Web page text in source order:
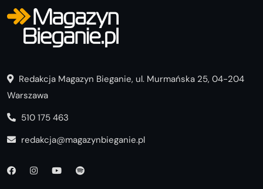
Redakcja Magazyn Bieganie, ul. Murmańska 25, 04-204
Warszawa
510 175 463
redakcja@magazynbieganie.pl